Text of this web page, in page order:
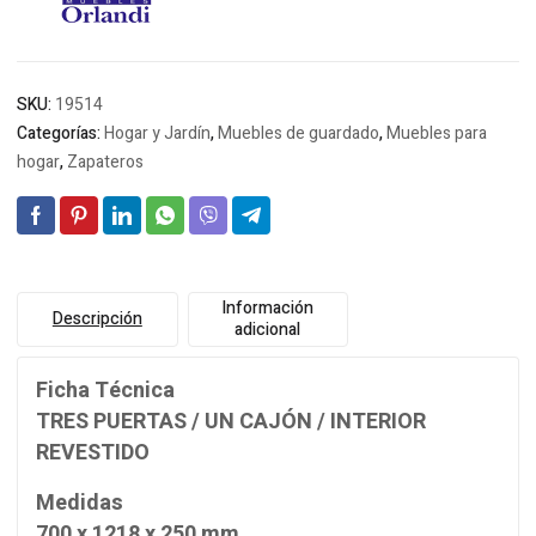
SKU: 19514
Categorías:Hogar y Jardín,Muebles de guardado,Muebles para
hogar,Zapateros
Descripción
Información
adicional
Ficha Técnica
TRES PUERTAS / UN CAJÓN / INTERIOR
REVESTIDO
Medidas